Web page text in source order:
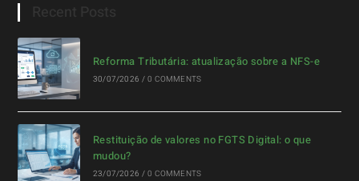
Reforma Tributária: atualização sobre a NFS-e
30/07/2026 / 0 COMMENTS
Restituição de valores no FGTS Digital: o que
mudou?
23/07/2026 / 0 COMMENTS